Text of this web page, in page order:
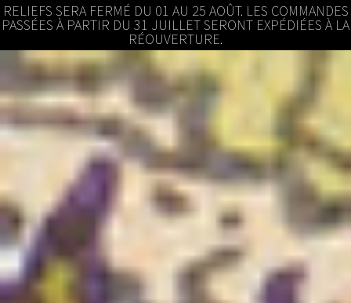
RELIEFS SERA FERMÉ DU 01 AU 25 AOÛT. LES COMMANDES
PASSÉES À PARTIR DU 31 JUILLET SERONT EXPÉDIÉES À LA
RÉOUVERTURE.